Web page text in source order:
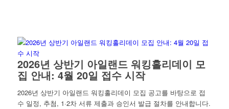
2026년 상반기 아일랜드 워킹홀리데이 모
집 안내: 4월 20일 접수 시작
2026년 상반기 아일랜드 워킹홀리데이 모집 공고를 바탕으로 접
수 일정, 추첨, 1·2차 서류 제출과 승인서 발급 절차를 안내합니다.